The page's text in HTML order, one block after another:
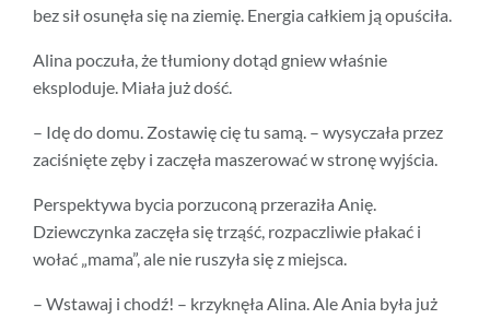
bez sił osunęła się na ziemię. Energia całkiem ją opuściła.
Alina poczuła, że tłumiony dotąd gniew właśnie
eksploduje. Miała już dość.
– Idę do domu. Zostawię cię tu samą. – wysyczała przez
zaciśnięte zęby i zaczęła maszerować w stronę wyjścia.
Perspektywa bycia porzuconą przeraziła Anię.
Dziewczynka zaczęła się trząść, rozpaczliwie płakać i
wołać „mama”, ale nie ruszyła się z miejsca.
– Wstawaj i chodź! – krzyknęła Alina. Ale Ania była już